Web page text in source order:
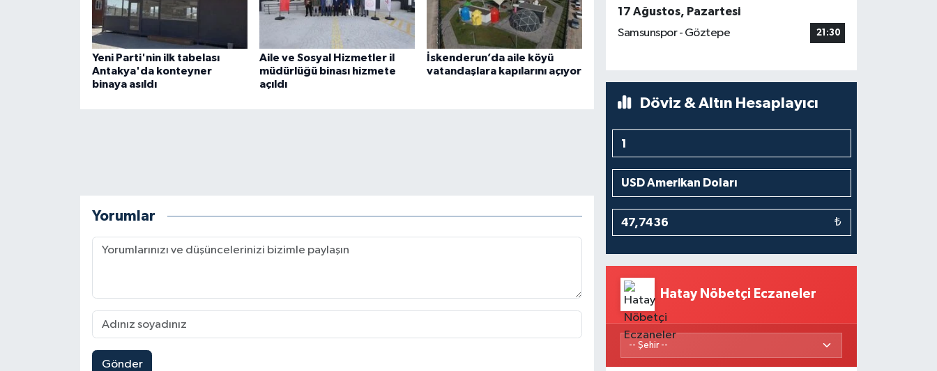
Yeni Parti'nin ilk tabelası
Antakya'da konteyner
binaya asıldı
Aile ve Sosyal Hizmetler il
müdürlüğü binası hizmete
açıldı
İskenderun’da aile köyü
vatandaşlara kapılarını açıyor
Yorumlar
Gönder
17 Ağustos, Pazartesi
Samsunspor - Göztepe
21:30
Döviz & Altın Hesaplayıcı
₺
Hatay Nöbetçi Eczaneler